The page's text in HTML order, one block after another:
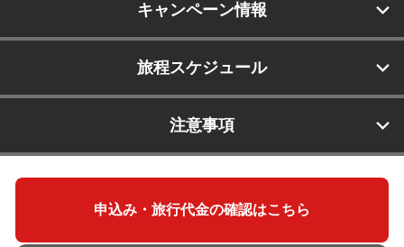
キャンペーン情報
旅程スケジュール
注意事項
申込み・旅行代金の確認はこちら